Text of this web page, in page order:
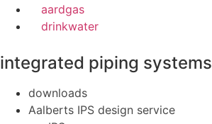
aardgas
drinkwater
integrated piping systems
downloads
Aalberts IPS design service